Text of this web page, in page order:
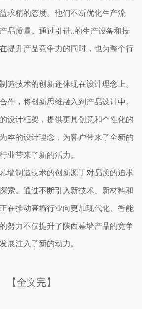
求精的态度。他们不断优化生产流
品质量。通过引进..的生产设备和技
提升产品竞争力的同时，也为整个行
造技术的创新还体现在设计理念上。
作，将创新思维融入到产品设计中。
设计框架，提供更具创意和个性化的
本的设计理念，为客户带来了全新的
业带来了新的活力。
墙制造技术的创新源于对品质的追求
索。通过不断引入新技术、新材料和
在推动幕墙行业向更加现代化、智能
努力不仅提升了陕西幕墙产品的竞争
展注入了新的动力。
【全文完】